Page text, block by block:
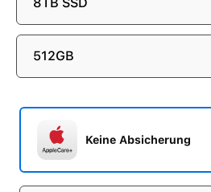
512GB
Keine Absicherung